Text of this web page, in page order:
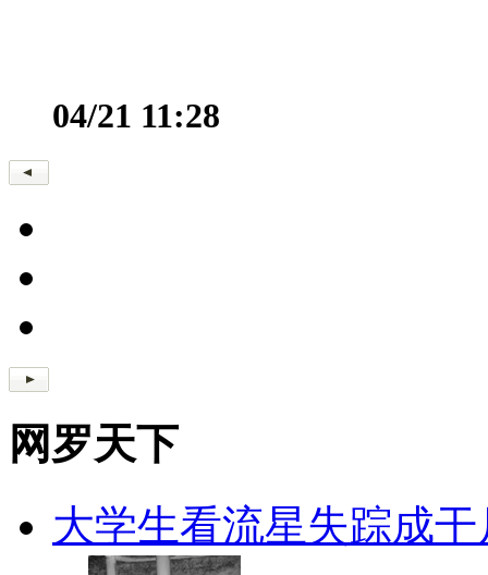
04/21 11:28
网罗天下
大学生看流星失踪成干